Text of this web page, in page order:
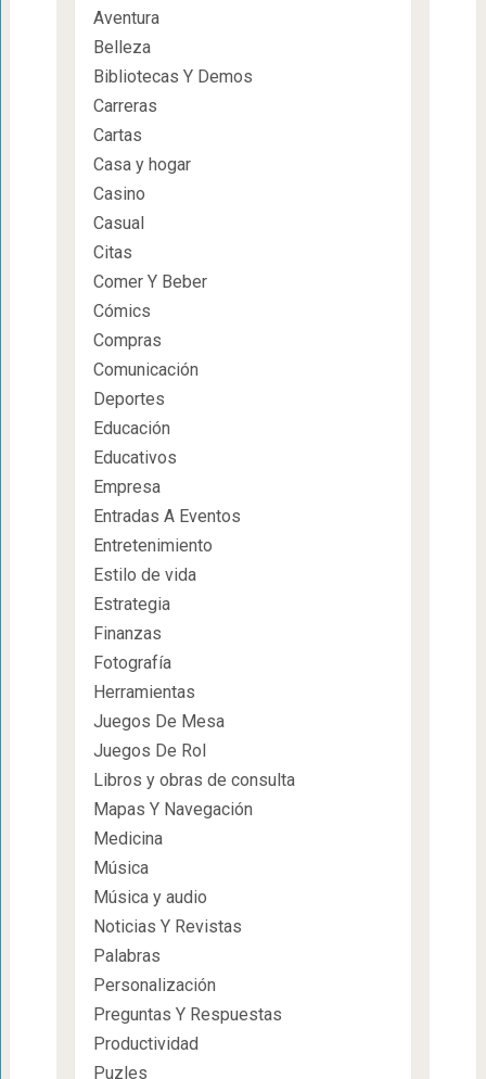
Aventura
Belleza
Bibliotecas Y Demos
Carreras
Cartas
Casa y hogar
Casino
Casual
Citas
Comer Y Beber
Cómics
Compras
Comunicación
Deportes
Educación
Educativos
Empresa
Entradas A Eventos
Entretenimiento
Estilo de vida
Estrategia
Finanzas
Fotografía
Herramientas
Juegos De Mesa
Juegos De Rol
Libros y obras de consulta
Mapas Y Navegación
Medicina
Música
Música y audio
Noticias Y Revistas
Palabras
Personalización
Preguntas Y Respuestas
Productividad
Puzles